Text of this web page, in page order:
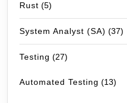
Rust (5)
System Analyst (SA) (37)
Testing (27)
Automated Testing (13)